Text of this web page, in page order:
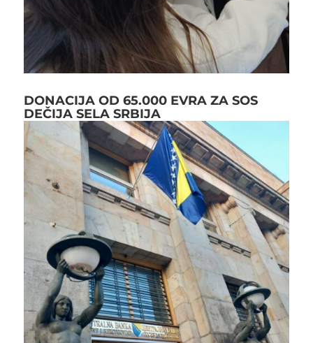
DONACIJA OD 65.000 EVRA ZA SOS
DEČIJA SELA SRBIJA